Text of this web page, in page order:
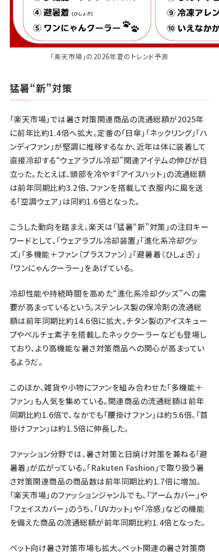
「楽天市場」の2026年夏のトレンド予測
猛暑“新”対策
「楽天市場」では暑さ対策関連商品の流通総額が2025年
に前年比約1.4倍へ拡大。定番の「日傘」「ネックリング」「ハ
ンディファン」が堅調に推移するなか、近年は体に装着して
直接冷却する“ウェアラブル冷却”関連アイテムの伸びが目
立った。たとえば、頭部を冷やす「アイスハット」の流通総額
は前年同期比約3.2倍、ファンを搭載して衣服内に風を送
る「空調ウェア」は同約1.6倍となった。
こうした動向を踏まえ、楽天は「猛暑“新”対策」の注目キー
ワードとして、「ウェアラブル冷却装置」「進化系冷却グッ
ズ」「多機能＋ファン（プラスファン）」「避暑着（ひしょぎ）」
「ワンにゃんクーラー」をあげている。
冷却性能や持続時間を高めた“進化系冷却グッズ”への需
要が高まっているという。ステンレス製の保冷剤の流通総
額は前年同期比約14.6倍に拡大。チタン製のアイスキュー
ブやペルチェ素子を搭載したネッククーラーなども登場し
ており、より高機能な暑さ対策商品への関心が高まってい
るようだ。
このほか、雑貨や小物にファンを組み合わせた「多機能＋
ファン」も人気を集めている。関連商品の流通総額は前年
同期比約1.6倍で、なかでも「腰掛けファン」は約5.6倍、「首
掛けファン」は約1.5倍に伸長した。
ファッション分野では、暑さ対策と日焼け対策を兼ねる「避
暑着」が広がっている。「Rakuten Fashion」で取り扱う暑
さ対策関連商品の商品数は前年同期比約1.7倍に増加。
「楽天市場」のファッションジャンルでも、「アームカバー」や
「フェイスカバー」のうち、「UVカット」や「冷感」などの機能
を備えた商品の流通総額が前年同期比約1.4倍となった。
ペット向け暑さ対策市場も拡大。ペット関連の暑さ対策商